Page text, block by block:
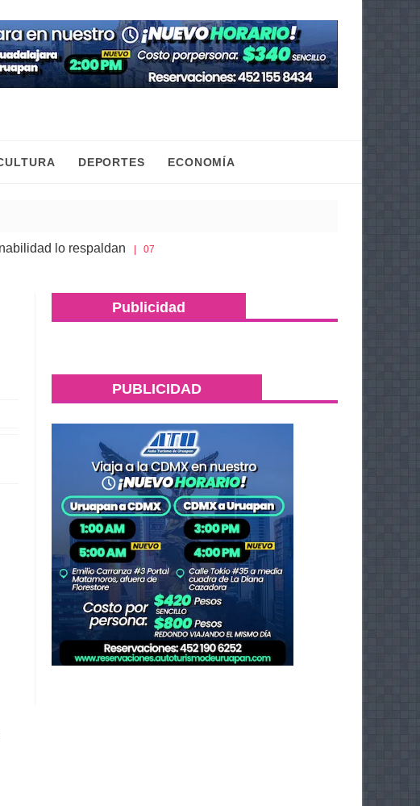
DEPORTES ECONOMÍA
lo respaldan| 07 Ago 2026
Publicidad
PUBLICIDAD